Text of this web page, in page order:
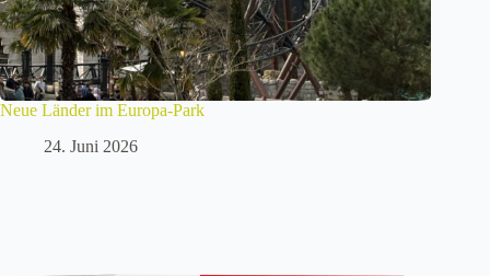
Neue Länder im Europa-Park
24. Juni 2026